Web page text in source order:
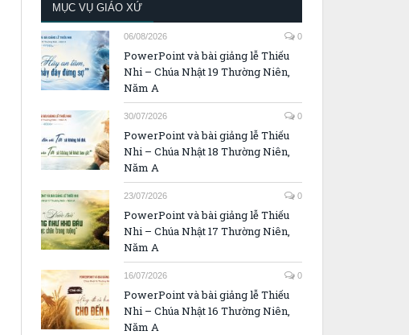
MỤC VỤ GIÁO XỨ
06/08/2026 0
PowerPoint và bài giảng lễ Thiếu
Nhi – Chúa Nhật 19 Thường Niên,
Năm A
30/07/2026 0
PowerPoint và bài giảng lễ Thiếu
Nhi – Chúa Nhật 18 Thường Niên,
Năm A
23/07/2026 0
PowerPoint và bài giảng lễ Thiếu
Nhi – Chúa Nhật 17 Thường Niên,
Năm A
16/07/2026 0
PowerPoint và bài giảng lễ Thiếu
Nhi – Chúa Nhật 16 Thường Niên,
Năm A